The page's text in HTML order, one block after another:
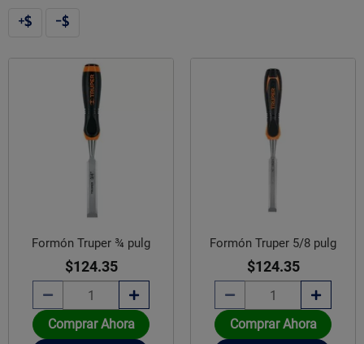
Formón Truper ¾ pulg
$124.35
Comprar Ahora
Formón Truper 5/8 pulg
$124.35
Comprar Ahora